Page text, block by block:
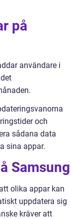
på
användare i
och
sådana data
sina appar.
Samsung
olika appar kan
uppdatera sig
kräver att